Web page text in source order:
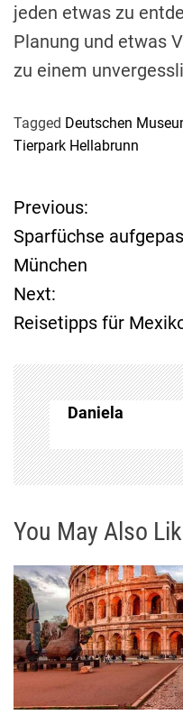
jeden etwas zu
Planung und etwas
zu einem
Tagged Deutschen
Tierpark Hellabrunn
B
e
i
r
a
g
s
n
a
v
Previous:
Sparfüchse
München
Next:
Reisetipps für
Daniela
You May Also